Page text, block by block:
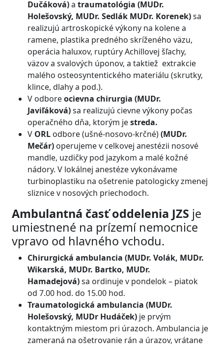
Dučáková)a traumatológia (MUDr.
Holešovský, MUDr. Sedlák MUDr. Korenek)sa
realizujú artroskopické výkony na kolene a
ramene, plastika predného skríženého väzu,
operácia haluxov, ruptúry Achillovej šľachy,
väzov a svalových úponov, a taktiež extrakcie
malého osteosyntentického materiálu (skrutky,
klince, dlahy a pod.).
V odboreocievna chirurgia (MUDr.
Javiľáková)sa realizujú cievne výkony počas
operačného dňa, ktorým jestreda.
V ORL odbore (ušné-nosovo-krčné)(MUDr.
Mečár) operujeme v celkovej anestézii nosové
mandle, uzdičky pod jazykom a malé kožné
nádory. V lokálnej anestéze vykonávame
turbinoplastiku na ošetrenie patologicky zmenej
sliznice v nosových priechodoch.
Ambulantná časť oddelenia JZS je
umiestnené na prízemí nemocnice
vpravo od hlavného vchodu.
Chirurgická ambulancia (MUDr. Volák, MUDr.
Wikarská, MUDr. Bartko, MUDr.
Hamadejová)sa ordinuje v pondelok – piatok
od 7.00 hod. do 15.00 hod.
Traumatologická ambulancia (MUDr.
Holešovský, MUDr Hudáček) je prvým
kontaktným miestom pri úrazoch. Ambulancia je
zameraná na ošetrovanie rán a úrazov, vrátane